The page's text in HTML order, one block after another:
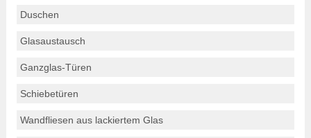
Duschen
Glasaustausch
Ganzglas-Türen
Schiebetüren
Wandfliesen aus lackiertem Glas